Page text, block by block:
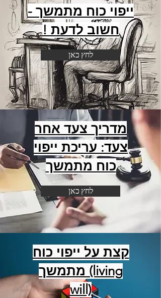
ייפוי כוח מתמשך -
חשוב לדעת !
לחץ כאן
מדריך צעד אחר
צעד: עריכת ייפוי
כוח מתמשך
לחץ כאן
קצת על ייפוי כוח
מתמשך (living
will)